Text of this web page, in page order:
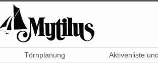
Törnplanung Aktivenliste